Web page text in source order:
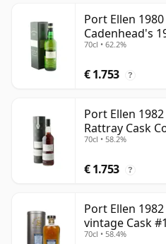
Port Ellen
Cadenhead's
70cl • 62.2%
€ 1.753 ?
Port Ellen
Rattray Cask
#2463
70cl • 58.2%
€ 1.753 ?
Port Ellen
vintage Cask
70cl • 58.4%